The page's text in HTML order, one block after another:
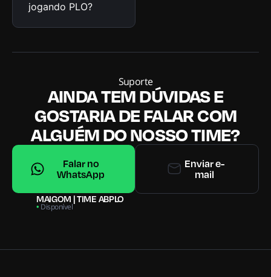
jogando PLO?
Suporte
AINDA TEM DÚVIDAS E
GOSTARIA DE FALAR COM
ALGUÉM DO NOSSO TIME?
Falar no
WhatsApp
Enviar e-
mail
MAIGOM | TIME ABPLO
• Disponível